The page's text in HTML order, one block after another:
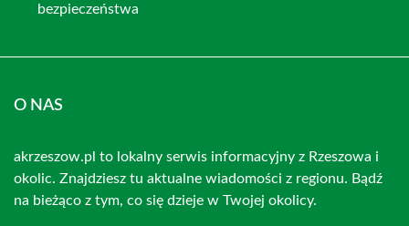
bezpieczeństwa
O NAS
akrzeszow.pl to lokalny serwis informacyjny z Rzeszowa i
okolic. Znajdziesz tu aktualne wiadomości z regionu. Bądź
na bieżąco z tym, co się dzieje w Twojej okolicy.